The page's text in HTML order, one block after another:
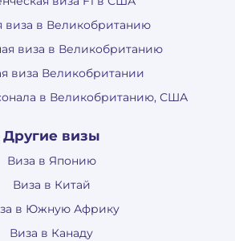
виза в Великобританию
виза в Великобританию
виза Великобритании
в Великобританию, США
Другие визы
Виза в Японию
Виза в Китай
в Южную Африку
Виза в Канаду